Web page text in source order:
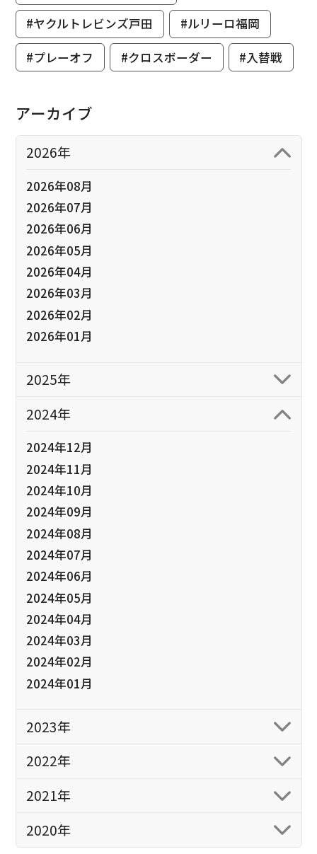
#ヤクルトレビンズ戸田
#ルリーロ福岡
#プレーオフ
#クロスボーダー #入替戦
アーカイブ
2026年
2026年08月
2026年07月
2026年06月
2026年05月
2026年04月
2026年03月
2026年02月
2026年01月
2025年
2024年
2024年12月
2024年11月
2024年10月
2024年09月
2024年08月
2024年07月
2024年06月
2024年05月
2024年04月
2024年03月
2024年02月
2024年01月
2023年
2022年
2021年
2020年